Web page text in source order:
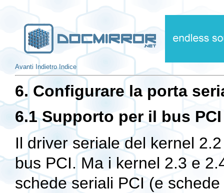
Avanti Indietro Indice
6. Configurare la porta
6.1 Supporto per il bus
Il driver seriale del kernel
bus PCI. Ma i kernel 2.3 e
schede seriali PCI (e